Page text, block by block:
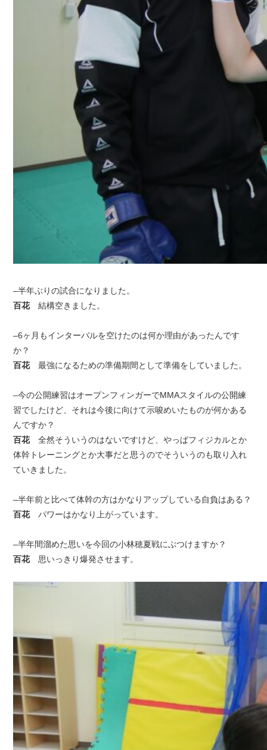
–半年ぶりの試合になりました。
百花結構空きました。
–6ヶ月もインターバルを空けたのは何か理由があったんです
か？
百花最強になるための準備期間として準備をしていました。
–今の公開練習はオープンフィンガーでMMAスタイルの公開練
習でしたけど、それは今後に向けて示唆めいたものが何かある
んですか？
百花全然そういうのはないですけど、やっぱフィジカルとか
体幹トレーニングとか大事だと思うのでそういうのも取り入れ
ていきました。
–半年前と比べて体幹の方はかなりアップしている自負はある？
百花パワーはかなり上がっています。
–半年間溜めた思いを今回の小林穂夏戦にぶつけますか？
百花 思いっきり爆発させます。